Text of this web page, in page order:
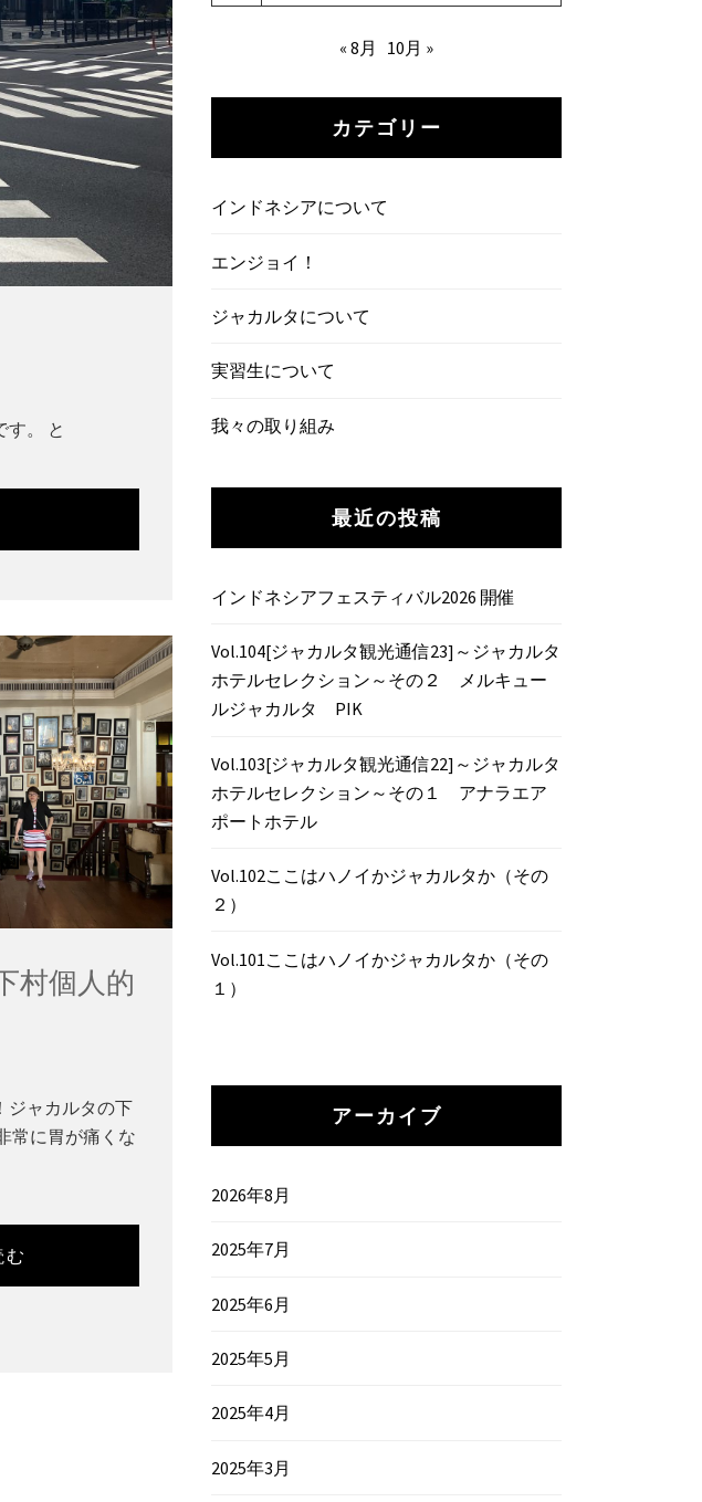
。 と
村個人的
ジャカルタの下
常に胃が痛くな
む
« 8月 10月 »
カテゴリー
インドネシアについて
エンジョイ！
ジャカルタについて
実習生について
我々の取り組み
最近の投稿
インドネシアフェスティバル2026 開催
Vol.104[ジャカルタ観光通信23]～ジャカルタ
ホテルセレクション～その２ メルキュー
ルジャカルタ PIK
Vol.103[ジャカルタ観光通信22]～ジャカルタ
ホテルセレクション～その１ アナラエア
ポートホテル
Vol.102ここはハノイかジャカルタか（その
２）
Vol.101ここはハノイかジャカルタか（その
１）
アーカイブ
2026年8月
2025年7月
2025年6月
2025年5月
2025年4月
2025年3月